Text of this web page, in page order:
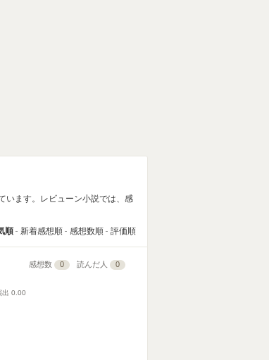
います。レビューン小説では、感
順 新着感想順 感想数順 評価順
感想数 0 読んだ人 0
出 0.00